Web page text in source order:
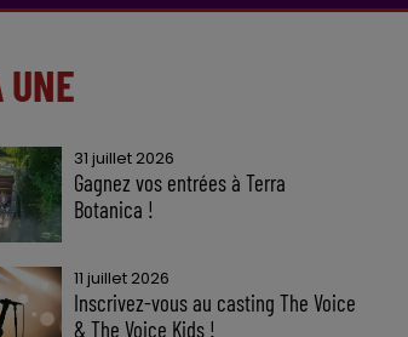
31 juillet 2026
Gagnez vos entrées à Terra
Botanica !
11 juillet 2026
Inscrivez-vous au casting The Voice
& The Voice Kids !